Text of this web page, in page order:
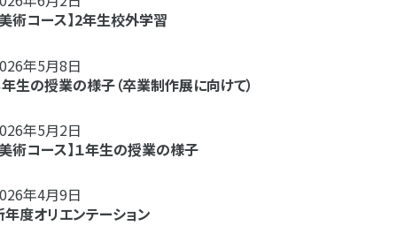
美術コース】2年生校外学習
年5月8日
年生の授業の様子（卒業制作展に向けて）
年5月2日
美術コース】１年生の授業の様子
年4月9日
年度オリエンテーション